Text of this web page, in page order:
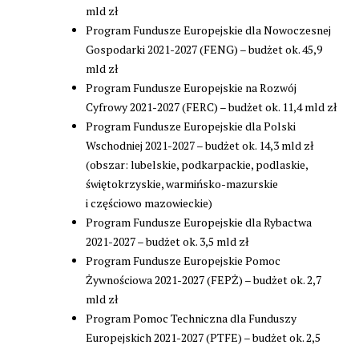
mld zł
Program Fundusze Europejskie dla Nowoczesnej
Gospodarki 2021-2027 (FENG) – budżet ok. 45,9
mld zł
Program Fundusze Europejskie na Rozwój
Cyfrowy 2021-2027 (FERC) – budżet ok. 11,4 mld zł
Program Fundusze Europejskie dla Polski
Wschodniej 2021-2027 – budżet ok. 14,3 mld zł
(obszar: lubelskie, podkarpackie, podlaskie,
świętokrzyskie, warmińsko-mazurskie
i częściowo mazowieckie)
Program Fundusze Europejskie dla Rybactwa
2021-2027 – budżet ok. 3,5 mld zł
Program Fundusze Europejskie Pomoc
Żywnościowa 2021-2027 (FEPŻ) – budżet ok. 2,7
mld zł
Program Pomoc Techniczna dla Funduszy
Europejskich 2021-2027 (PTFE) – budżet ok. 2,5